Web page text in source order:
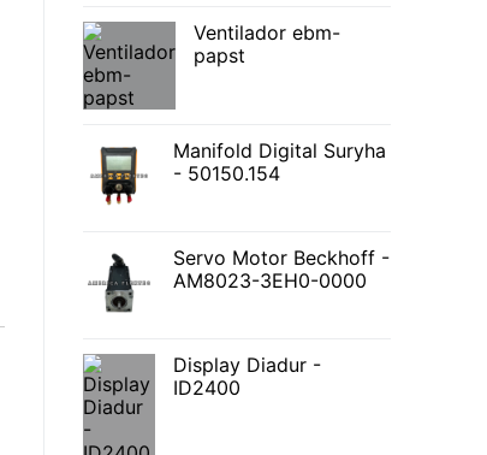
Ventilador ebm-
papst
Manifold Digital Suryha
- 50150.154
Servo Motor Beckhoff -
AM8023-3EH0-0000
Display Diadur -
ID2400